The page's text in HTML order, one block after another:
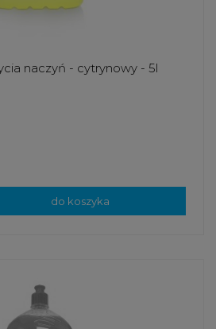
naczyń - cytrynowy - 5l
do koszyka